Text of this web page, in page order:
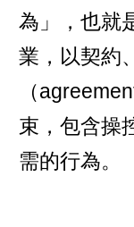
為」，也就
業，以契約
（
束，包含操
需的行為。